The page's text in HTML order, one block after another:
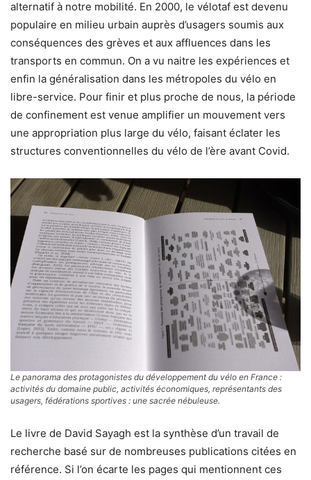
alternatif à notre mobilité. En 2000, le vélotaf est devenu
populaire en milieu urbain auprès d’usagers soumis aux
conséquences des grèves et aux affluences dans les
transports en commun. On a vu naitre les expériences et
enfin la généralisation dans les métropoles du vélo en
libre-service. Pour finir et plus proche de nous, la période
de confinement est venue amplifier un mouvement vers
une appropriation plus large du vélo, faisant éclater les
structures conventionnelles du vélo de l’ère avant Covid.
Le panorama des protagonistes du développement du vélo en France :
activités du domaine public, activités économiques, représentants des
usagers, fédérations sportives : une sacrée nébuleuse.
Le livre de David Sayagh est la synthèse d’un travail de
recherche basé sur de nombreuses publications citées en
référence. Si l’on écarte les pages qui mentionnent ces